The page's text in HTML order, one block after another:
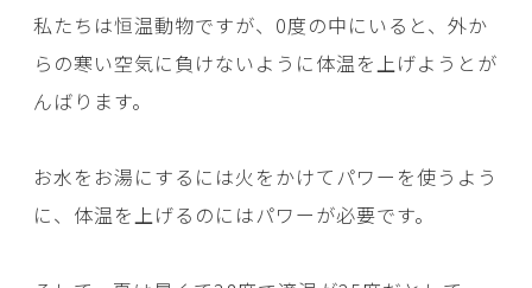
私たちは恒温動物ですが、0度の中にいると、外か
らの寒い空気に負けないように体温を上げようとが
んばります。
お水をお湯にするには火をかけてパワーを使うよう
に、体温を上げるのにはパワーが必要です。